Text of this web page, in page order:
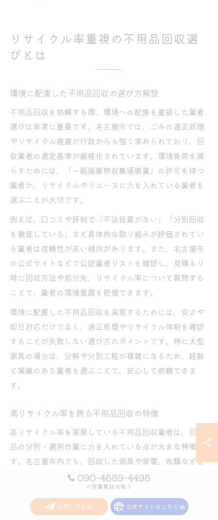
リサイクル率重視の不用品回収選
びとは
環境に配慮した不用品回収の選び方解説
不用品回収を依頼する際、環境への配慮を重視した業者
選びは非常に重要です。名古屋市では、ごみの適正処理
やリサイクル推進が行政からも強く求められており、回
収業者の選定基準が厳格化されています。環境負荷を減
らすためには、「一般廃棄物収集運搬業」の許可を持つ
業者か、リサイクルやリユースに力を入れている業者を
選ぶことが大切です。
例えば、口コミや評判で「不法投棄がない」「分別回収
を徹底している」など具体的な取り組みが評価されてい
る業者は信頼性が高い傾向があります。また、名古屋市
の公式サイトなどで公認業者リストを確認し、見積もり
時に回収方法や処分先、リサイクル率について質問する
ことで、業者の環境意識を把握できます。
環境に配慮した不用品回収を実現するためには、安さや
即日対応だけでなく、適正処理やリサイクル体制を確認
することが失敗しない選び方のポイントです。特に大型
家具の場合は、分解や分別工程が複雑になるため、経験
と実績のある業者を選ぶことで、安心して依頼できま
す。
高リサイクル率を誇る不用品回収の特徴
高リサイクル率を実現している不用品回収業者は、回収
品の分別・選別作業に力を入れている点が大きな特徴で
す。名古屋市内でも、回収した家具や家電、衣類などを
素材ごとに細かく分け、再資源化できるものは積極的に
リサイクル工場へ搬送しています。
また、リユース品として再販可能なものは、国内外のリ
090-4689-4496
※営業電話お断り
お問い合わせ 公式サイトはこちら